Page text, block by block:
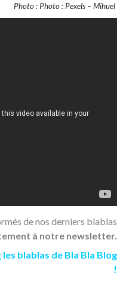
Photo : Photo : Pexels – Mihuel
de nos derniers blablas
à notre newsletter.
les blablas de Bla Bla Blog
!